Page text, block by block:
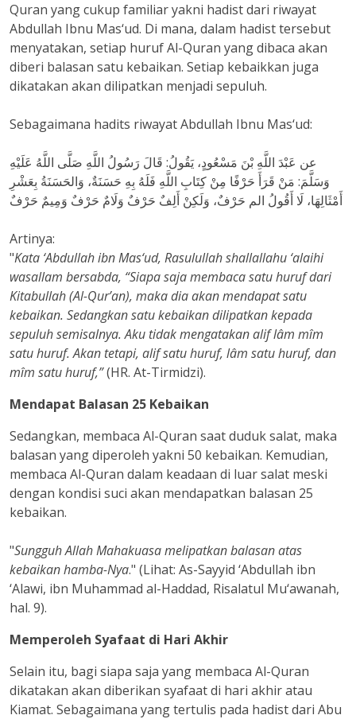
Quran yang cukup familiar yakni hadist dari riwayat
Abdullah Ibnu Mas‘ud. Di mana, dalam hadist tersebut
menyatakan, setiap huruf Al-Quran yang dibaca akan
diberi balasan satu kebaikan. Setiap kebaikkan juga
dikatakan akan dilipatkan menjadi sepuluh.
Sebagaimana hadits riwayat Abdullah Ibnu Mas‘ud:
عن عَبْدَ اللَّهِ بْنَ مَسْعُودٍ، يَقُولُ: قَالَ رَسُولُ اللَّهِ صَلَّى اللَّهُ عَلَيْهِ
وَسَلَّمَ: مَنْ قَرَأَ حَرْفًا مِنْ كِتَابِ اللَّهِ فَلَهُ بِهِ حَسَنَةٌ، وَالحَسَنَةُ بِعَشْرِ
أَمْثَالِهَا، لَا أَقُولُ الم حَرْفٌ، وَلَكِنْ أَلِفٌ حَرْفٌ وَلَامٌ حَرْفٌ وَمِيمٌ حَرْفٌ
Artinya:
"Kata ‘Abdullah ibn Mas‘ud, Rasulullah shallallahu ‘alaihi
wasallam bersabda, “Siapa saja membaca satu huruf dari
Kitabullah (Al-Qur’an), maka dia akan mendapat satu
kebaikan. Sedangkan satu kebaikan dilipatkan kepada
sepuluh semisalnya. Aku tidak mengatakan alif lâm mîm
satu huruf. Akan tetapi, alif satu huruf, lâm satu huruf, dan
mîm satu huruf,”(HR. At-Tirmidzi).
Mendapat Balasan 25 Kebaikan
Sedangkan, membaca Al-Quran saat duduk salat, maka
balasan yang diperoleh yakni 50 kebaikan. Kemudian,
membaca Al-Quran dalam keadaan di luar salat meski
dengan kondisi suci akan mendapatkan balasan 25
kebaikan.
"Sungguh Allah Mahakuasa melipatkan balasan atas
kebaikan hamba-Nya." (Lihat: As-Sayyid ‘Abdullah ibn
‘Alawi, ibn Muhammad al-Haddad, Risalatul Mu‘awanah,
hal. 9).
Memperoleh Syafaat di Hari Akhir
Selain itu, bagi siapa saja yang membaca Al-Quran
dikatakan akan diberikan syafaat di hari akhir atau
Kiamat. Sebagaimana yang tertulis pada hadist dari Abu